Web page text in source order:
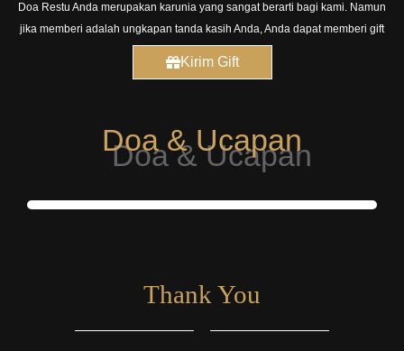
Doa Restu Anda merupakan karunia yang sangat berarti bagi kami. Namun
jika memberi adalah ungkapan tanda kasih Anda, Anda dapat memberi gift
Kirim Gift
Doa & Ucapan
Thank You